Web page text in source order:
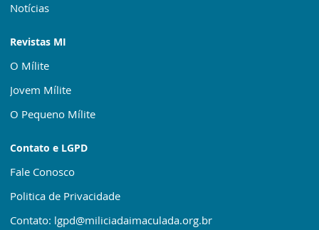
Notícias
Revistas MI
O Mílite
Jovem Mílite
O Pequeno Mílite
Contato e LGPD
Fale Conosco
Politica de Privacidade
Contato: lgpd@miliciadaimaculada.org.br